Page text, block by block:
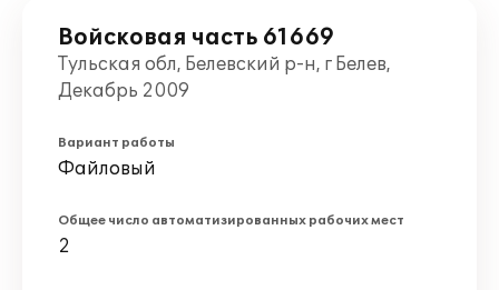
Войсковая часть 61669
Тульская обл, Белевский р-н, г Белев,
Декабрь 2009
Вариант работы
Файловый
Общее число автоматизированных рабочих мест
2